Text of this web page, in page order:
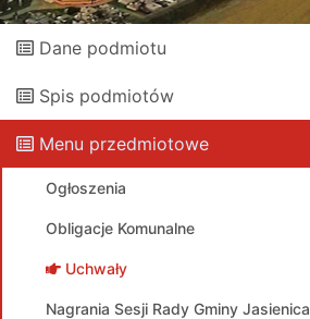
Dane podmiotu
Spis podmiotów
Menu przedmiotowe
Ogłoszenia
Obligacje Komunalne
Uchwały
Nagrania Sesji Rady Gminy Jasienica